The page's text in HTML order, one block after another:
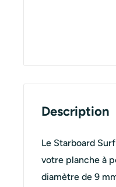
Description
Le Starboard
votre planche à
diamètre de 9